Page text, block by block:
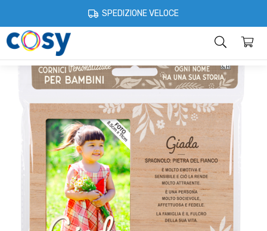
SPEDIZIONE VELOCE
Idee regalo Cornici per bambini
Account Contatti Informazioni